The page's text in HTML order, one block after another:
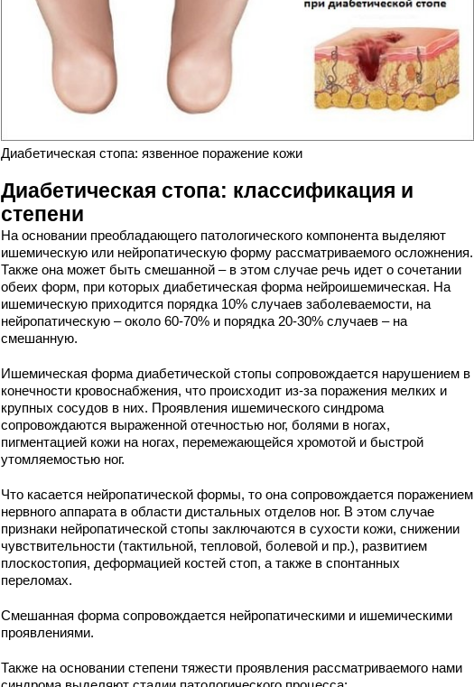
Диабетическая стопа: язвенное поражение кожи
Диабетическая стопа: классификация и
степени
На основании преобладающего патологического компонента выделяют
ишемическую или нейропатическую форму рассматриваемого осложнения.
Также она может быть смешанной – в этом случае речь идет о сочетании
обеих форм, при которых диабетическая форма нейроишемическая. На
ишемическую приходится порядка 10% случаев заболеваемости, на
нейропатическую – около 60-70% и порядка 20-30% случаев – на
смешанную.
Ишемическая форма диабетической стопы сопровождается нарушением в
конечности кровоснабжения, что происходит из-за поражения мелких и
крупных сосудов в них. Проявления ишемического синдрома
сопровождаются выраженной отечностью ног, болями в ногах,
пигментацией кожи на ногах, перемежающейся хромотой и быстрой
утомляемостью ног.
Что касается нейропатической формы, то она сопровождается поражением
нервного аппарата в области дистальных отделов ног. В этом случае
признаки нейропатической стопы заключаются в сухости кожи, снижении
чувствительности (тактильной, тепловой, болевой и пр.), развитием
плоскостопия, деформацией костей стоп, а также в спонтанных
переломах.
Смешанная форма сопровождается нейропатическими и ишемическими
проявлениями.
Также на основании степени тяжести проявления рассматриваемого нами